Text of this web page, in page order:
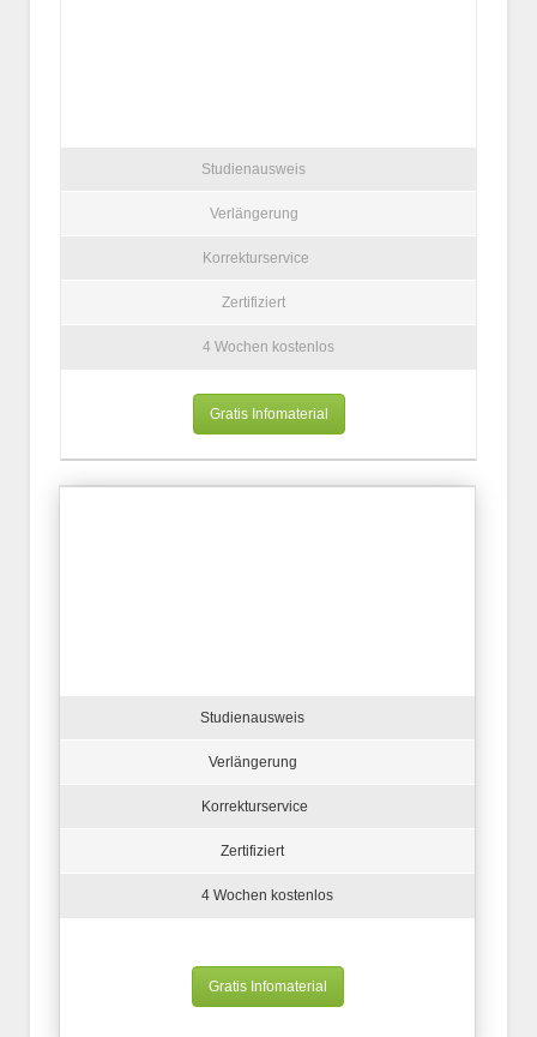
Studienausweis
Verlängerung
Korrekturservice
Zertifiziert
4 Wochen kostenlos
Gratis Infomaterial
Studienausweis
Verlängerung
Korrekturservice
Zertifiziert
4 Wochen kostenlos
Gratis Infomaterial